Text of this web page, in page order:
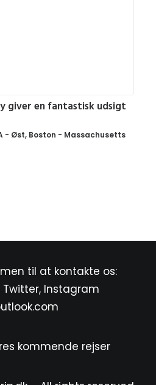
giver en fantastisk udsigt
- Øst, Boston - Massachusetts
til at kontakte os:
Twitter, Instagram
kommende rejser